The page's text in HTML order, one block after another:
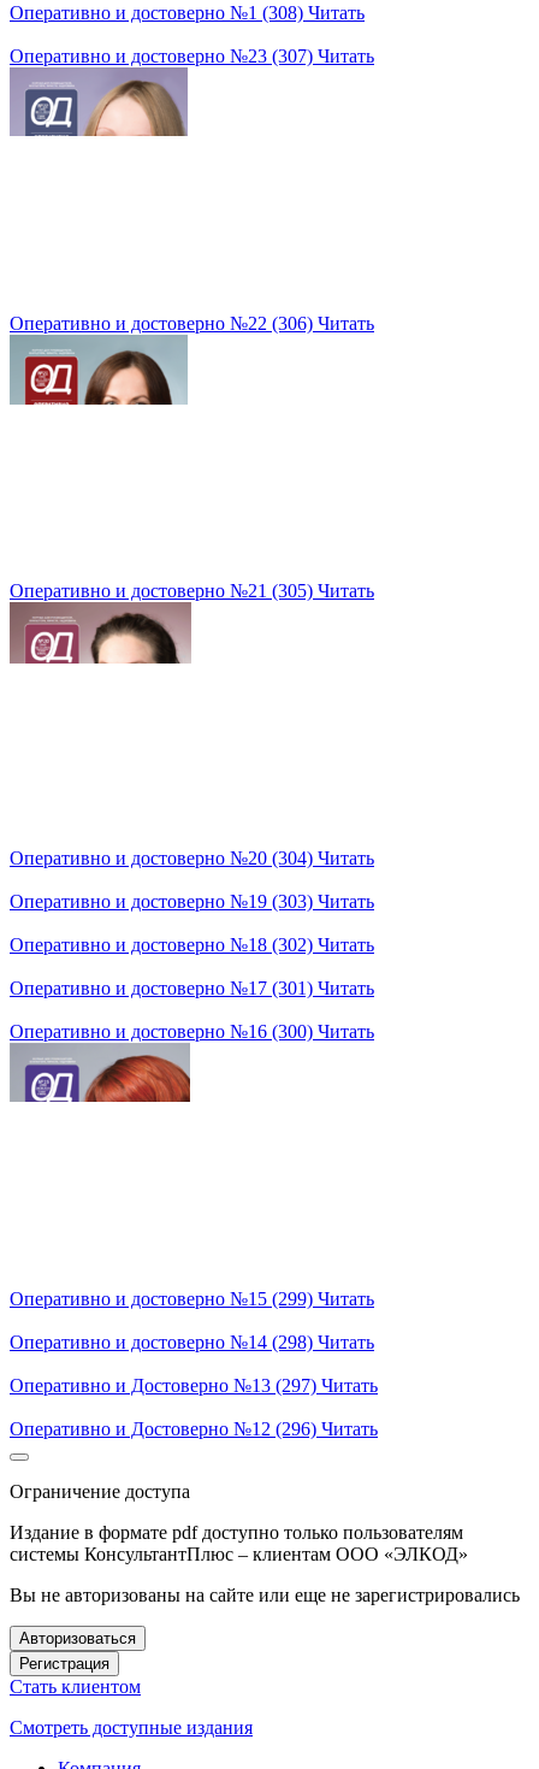
Оперативно и достоверно №1 (308) Читать
Оперативно и достоверно №23 (307) Читать
Оперативно и достоверно №22 (306) Читать
Оперативно и достоверно №21 (305) Читать
Оперативно и достоверно №20 (304) Читать
Оперативно и достоверно №19 (303) Читать
Оперативно и достоверно №18 (302) Читать
Оперативно и достоверно №17 (301) Читать
Оперативно и достоверно №16 (300) Читать
Оперативно и достоверно №15 (299) Читать
Оперативно и достоверно №14 (298) Читать
Оперативно и Достоверно №13 (297) Читать
Оперативно и Достоверно №12 (296) Читать
Ограничение доступа
Издание в формате pdf доступно только пользователям
системы КонсультантПлюс – клиентам ООО «ЭЛКОД»
Вы не авторизованы на сайте или еще не зарегистрировались
Авторизоваться
Регистрация
Стать клиентом
Смотреть доступные издания